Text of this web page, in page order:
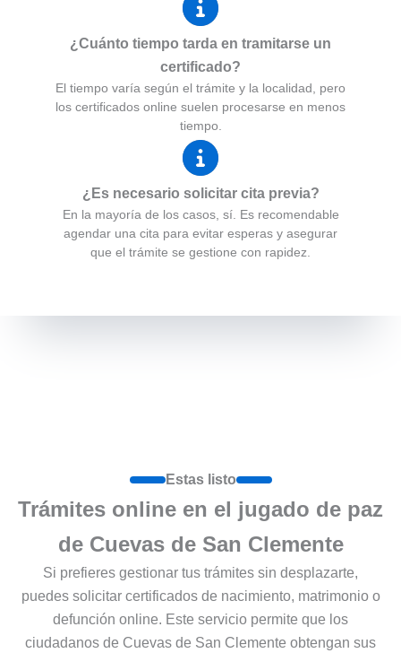
¿Cuánto tiempo tarda en tramitarse un
certificado?
El tiempo varía según el trámite y la localidad, pero
los certificados online suelen procesarse en menos
tiempo.
¿Es necesario solicitar cita previa?
En la mayoría de los casos, sí. Es recomendable
agendar una cita para evitar esperas y asegurar
que el trámite se gestione con rapidez.
Estas listo
Trámites online en el jugado de paz
de Cuevas de San Clemente
Si prefieres gestionar tus trámites sin desplazarte,
puedes solicitar certificados de nacimiento, matrimonio o
defunción online. Este servicio permite que los
ciudadanos de Cuevas de San Clemente obtengan sus